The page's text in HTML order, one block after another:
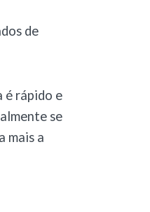
de
é rápido e
se
mais a